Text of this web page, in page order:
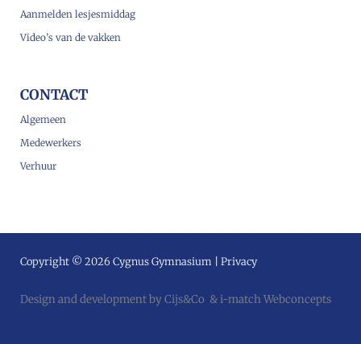
Aanmelden lesjesmiddag
Video’s van de vakken
CONTACT
Algemeen
Medewerkers
Verhuur
Copyright © 2026 Cygnus Gymnasium | Privacy
Design and development by Cijs&Co &i-match Webconcepts